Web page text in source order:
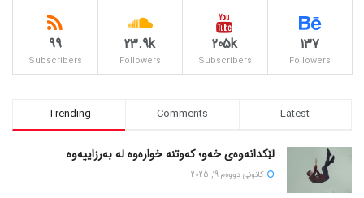
137
Followers
205k
Subscribers
23.9k
Followers
99
Subscribers
Trending Comments Latest
لێکدانەوەی خەو؛ کەوتنە خوارەوە لە بەرزاییەوە
كانونی دووه‌م 19, 2025